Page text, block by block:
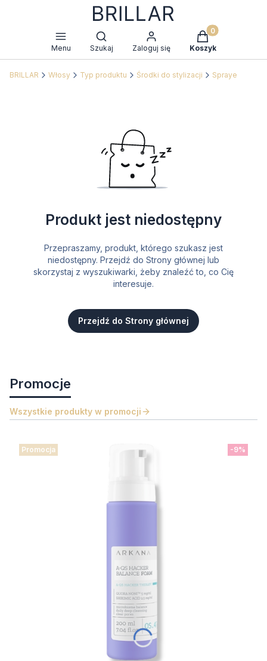
Menu
Otwórz wyszukiwarkę
Szukaj Zaloguj się
Produkty w
Koszyk
BRILLAR Włosy Typ produktu Środki do stylizacji Spraye
Produkt jest niedostępny
Przepraszamy, produkt, którego szukasz jest
niedostępny. Przejdź do Strony głównej lub
skorzystaj z wyszukiwarki, żeby znaleźć to, co Cię
interesuje.
Przejdź do Strony głównej
Promocje
Wszystkie produkty w promocji
-9%
Promocja